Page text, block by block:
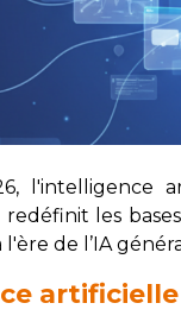
l'intelligence
les
de l’IA